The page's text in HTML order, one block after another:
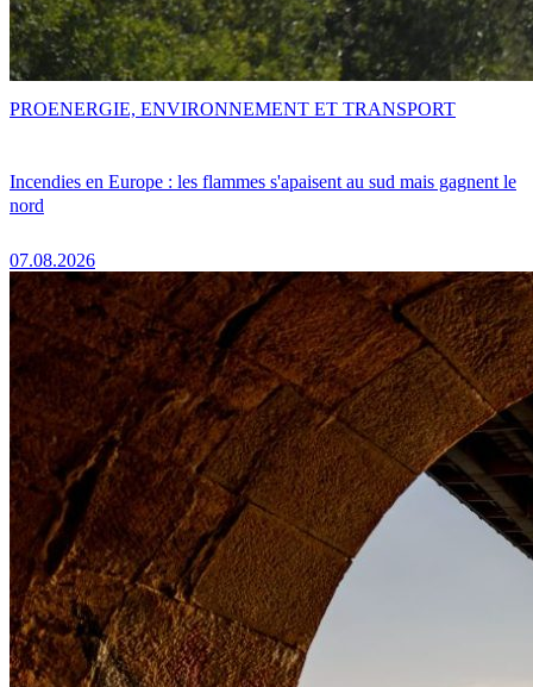
Incendies en Europe : les flammes s'apaisent au sud mais gagnent le
nord
07.08.2026
PROENERGIE, ENVIRONNEMENT ET TRANSPORT